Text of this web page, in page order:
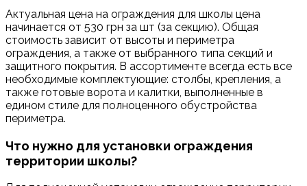
Актуальная цена на ограждения для школы цена
начинается от 530 грн за шт (за секцию). Общая
стоимость зависит от высоты и периметра
ограждения, а также от выбранного типа секций и
защитного покрытия. В ассортименте всегда есть все
необходимые комплектующие: столбы, крепления, а
также готовые ворота и калитки, выполненные в
едином стиле для полноценного обустройства
периметра.
Что нужно для установки ограждения
территории школы?